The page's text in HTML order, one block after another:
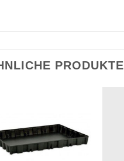
PRODUKTE